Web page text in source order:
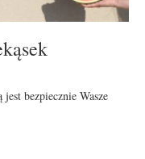
bezpiecznie Wasze